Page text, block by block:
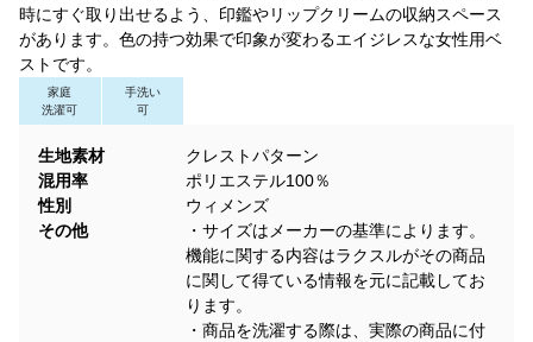
時にすぐ取り出せるよう、印鑑やリップクリームの収納スペース
があります。色の持つ効果で印象が変わるエイジレスな女性用ベ
ストです。
家庭
洗濯可
手洗い
可
生地素材
クレストパターン
混用率
ポリエステル100％
性別
ウィメンズ
その他
・サイズはメーカーの基準によります。
機能に関する内容はラクスルがその商品
に関して得ている情報を元に記載してお
ります。
・商品を洗濯する際は、実際の商品に付